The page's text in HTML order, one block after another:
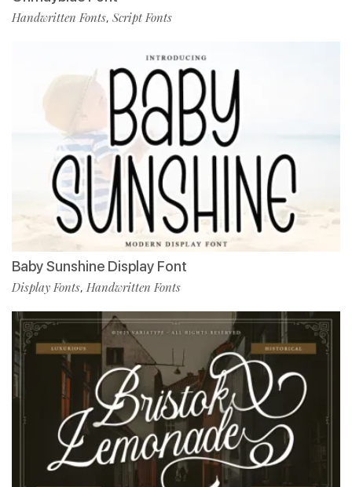
Handwritten Fonts, Script Fonts
Baby Sunshine Display Font
Display Fonts, Handwritten Fonts